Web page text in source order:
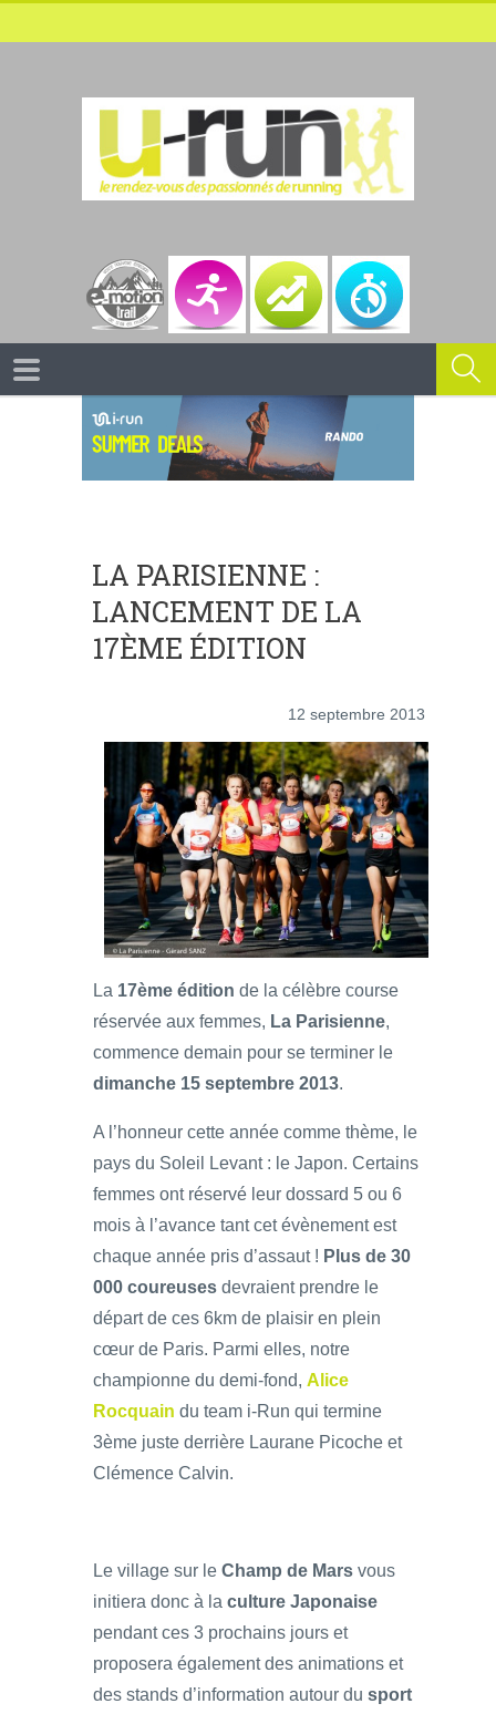
LA PARISIENNE :
LANCEMENT DE LA
17ÈME ÉDITION
12 septembre 2013
La 17ème édition de la célèbre course
réservée aux femmes, La Parisienne,
commence demain pour se terminer le
dimanche 15 septembre 2013.
A l’honneur cette année comme thème, le
pays du Soleil Levant : le Japon. Certains
femmes ont réservé leur dossard 5 ou 6
mois à l’avance tant cet évènement est
chaque année pris d’assaut ! Plus de 30
000 coureuses devraient prendre le
départ de ces 6km de plaisir en plein
cœur de Paris. Parmi elles, notre
championne du demi-fond, Alice
Rocquain du team i-Run qui termine
3ème juste derrière Laurane Picoche et
Clémence Calvin.
Le village sur le Champ de Mars vous
initiera donc à la culture Japonaise
pendant ces 3 prochains jours et
proposera également des animations et
des stands d’information autour du sport